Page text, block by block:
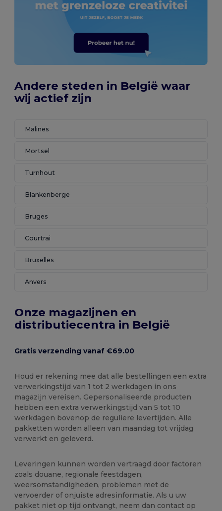
Andere steden in België waar
wij actief zijn
Malines
Mortsel
Turnhout
Blankenberge
Bruges
Courtrai
Bruxelles
Anvers
Onze magazijnen en
distributiecentra in België
Gratis verzending vanaf €69.00
Houd er rekening mee dat alle bestellingen een extra
verwerkingstijd van 1 tot 2 werkdagen in ons
magazijn vereisen. Gepersonaliseerde producten
hebben een extra verwerkingstijd van 5 tot 10
werkdagen bovenop de reguliere levertijden. Alle
pakketten worden alleen van maandag tot vrijdag
verwerkt en geleverd.
Leveringen kunnen worden vertraagd door factoren
zoals douane, regionale feestdagen,
weersomstandigheden, problemen met de
vervoerder of onjuiste adresinformatie. Als u uw
pakket niet op tijd ontvangt, neem dan contact op